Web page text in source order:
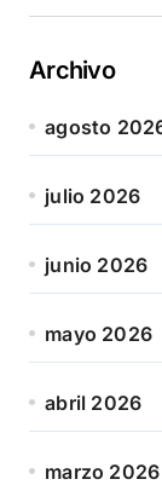
Archivo
agosto
julio 2026
junio 2026
mayo 2026
abril 2026
marzo 2026